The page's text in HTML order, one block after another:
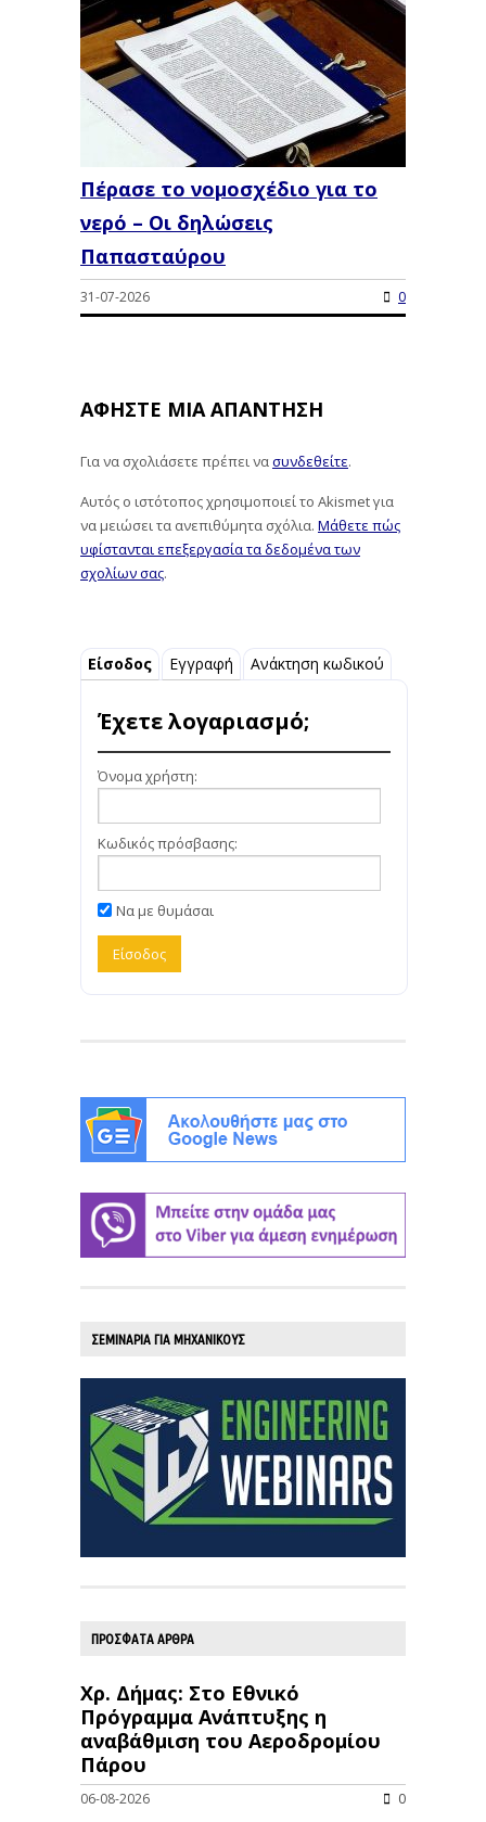
Πέρασε το νομοσχέδιο για το
νερό – Οι δηλώσεις
Παπασταύρου
31-07-2026 0
ΑΦΉΣΤΕ ΜΙΑ ΑΠΆΝΤΗΣΗ
Για να σχολιάσετε πρέπει νασυνδεθείτε.
Αυτός ο ιστότοπος χρησιμοποιεί το Akismet για
να μειώσει τα ανεπιθύμητα σχόλια. Μάθετε πώς
υφίστανται επεξεργασία τα δεδομένα των
σχολίων σας.
Είσοδος Εγγραφή Ανάκτηση κωδικού
Έχετε λογαριασμό;
Όνομα χρήστη:
Κωδικός πρόσβασης:
Να με θυμάσαι
ΣΕΜΙΝΑΡΙΑ ΓΙΑ ΜΗΧΑΝΙΚΟΥΣ
ΠΡΟΣΦΑΤΑ ΑΡΘΡΑ
Χρ. Δήμας: Στο Εθνικό
Πρόγραμμα Ανάπτυξης η
αναβάθμιση του Αεροδρομίου
Πάρου
06-08-2026 0